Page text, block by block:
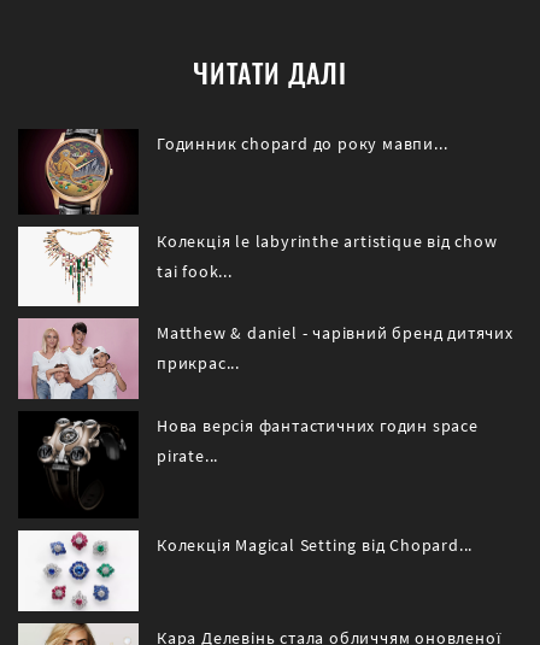
ЧИТАТИ ДАЛІ
Годинник chopard до року мавпи...
Колекція le labyrinthe artistique від chow
tai fook...
Matthew & daniel - чарівний бренд дитячих
прикрас...
Нова версія фантастичних годин space
pirate...
Колекція Magical Setting від Chopard...
Кара Делевінь стала обличчям оновленої